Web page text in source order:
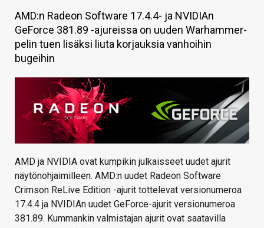
HINTA.FI
KAUPPA
VAIHDA TEEMA
HAKU
AMD:n Radeon Software 17.4.4- ja NVIDIAn
GeForce 381.89 -ajureissa on uuden Warhammer-
pelin tuen lisäksi liuta korjauksia vanhoihin
bugeihin
AMD ja NVIDIA ovat kumpikin julkaisseet uudet ajurit
näytönohjaimilleen. AMD:n uudet Radeon Software
Crimson ReLive Edition -ajurit tottelevat versionumeroa
17.4.4 ja NVIDIAn uudet GeForce-ajurit versionumeroa
381.89. Kummankin valmistajan ajurit ovat saatavilla